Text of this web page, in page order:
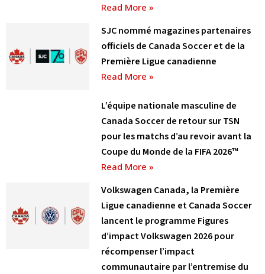
Read More »
SJC nommé magazines partenaires
officiels de Canada Soccer et de la
Première Ligue canadienne
Read More »
L’équipe nationale masculine de
Canada Soccer de retour sur TSN
pour les matchs d’au revoir avant la
Coupe du Monde de la FIFA 2026™
Read More »
Volkswagen Canada, la Première
Ligue canadienne et Canada Soccer
lancent le programme Figures
d’impact Volkswagen 2026 pour
récompenser l’impact
communautaire par l’entremise du